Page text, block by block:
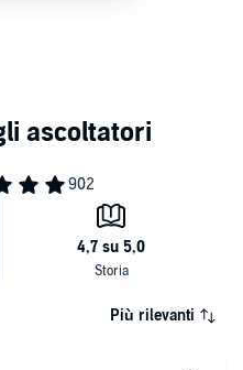
Più rilevanti